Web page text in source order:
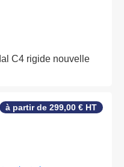
C4 rigide nouvelle
à partir de 299,00 € HT